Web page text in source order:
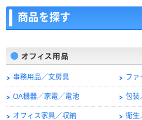
商品を探す
事務用品／文房具 ファ
OA機器／家電／電池 包装
オフィス家具／収納 衛生